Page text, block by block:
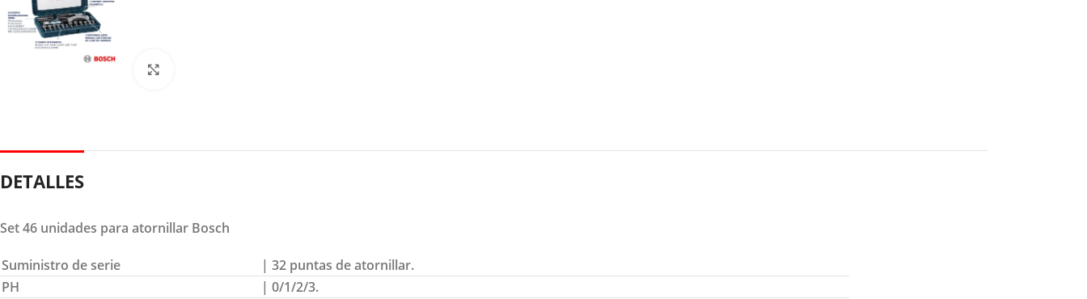
DETALLES
Set 46 unidades para atornillar Bosch
Suministro de serie
| 32 puntas de atornillar.
PH
| 0/1/2/3.